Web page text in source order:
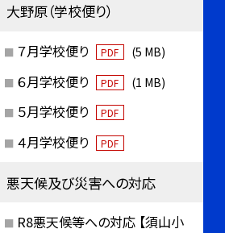
大野原（学校便り）
７月学校便り PDF (5 MB)
６月学校便り PDF (1 MB)
５月学校便り PDF
４月学校便り PDF
悪天候及び災害への対応
R8悪天候等への対応 【須山小